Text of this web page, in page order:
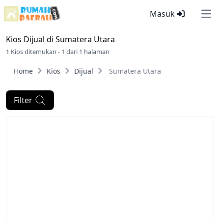
Masuk
Kios Dijual di Sumatera Utara
1 Kios ditemukan - 1 dari 1 halaman
Home Kios Dijual Sumatera Utara
Filter